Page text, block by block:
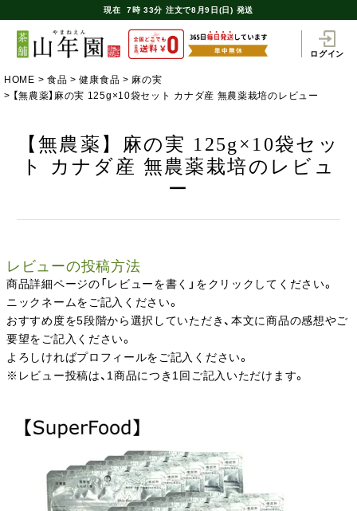
現在 7時 33分 注文で8月9日(日) 発送
ログイン
HOME 食品 健康食品
麻の実
【無農薬】麻の実 125g×10袋セット カナダ産 無農薬栽培のレビュー
【無農薬】麻の実 125g×10袋セッ
ト カナダ産 無農薬栽培のレビュ
ー
レビューの投稿方法
商品詳細ページの「レビューを書く」をクリックしてください。
ニックネームをご記入ください。
おすすめ度を5段階から選択していただき、本文に商品の感想やご
要望をご記入ください。
よろしければプロフィールをご記入ください。
※レビュー投稿は、1商品につき1回ご記入いただけます。